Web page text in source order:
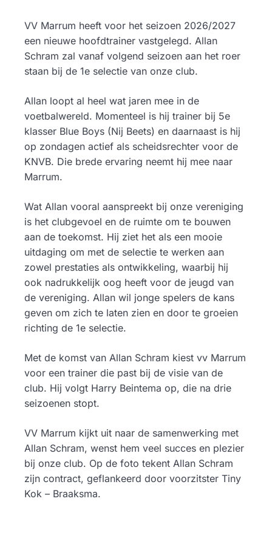
VV Marrum heeft voor het seizoen 2026/2027
een nieuwe hoofdtrainer vastgelegd. Allan
Schram zal vanaf volgend seizoen aan het roer
staan bij de 1e selectie van onze club.
Allan loopt al heel wat jaren mee in de
voetbalwereld. Momenteel is hij trainer bij 5e
klasser Blue Boys (Nij Beets) en daarnaast is hij
op zondagen actief als scheidsrechter voor de
KNVB. Die brede ervaring neemt hij mee naar
Marrum.
Wat Allan vooral aanspreekt bij onze vereniging
is het clubgevoel en de ruimte om te bouwen
aan de toekomst. Hij ziet het als een mooie
uitdaging om met de selectie te werken aan
zowel prestaties als ontwikkeling, waarbij hij
ook nadrukkelijk oog heeft voor de jeugd van
de vereniging. Allan wil jonge spelers de kans
geven om zich te laten zien en door te groeien
richting de 1e selectie.
Met de komst van Allan Schram kiest vv Marrum
voor een trainer die past bij de visie van de
club. Hij volgt Harry Beintema op, die na drie
seizoenen stopt.
VV Marrum kijkt uit naar de samenwerking met
Allan Schram, wenst hem veel succes en plezier
bij onze club. Op de foto tekent Allan Schram
zijn contract, geflankeerd door voorzitster Tiny
Kok – Braaksma.